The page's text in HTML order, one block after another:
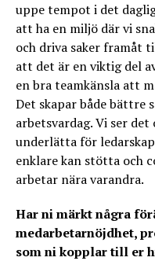
uppe tempot i det
att ha en miljö där vi
och driva saker framåt
att det är en viktig del
en bra teamkänsla att
Det skapar både bättre
arbetsvardag. Vi ser
underlätta för
enklare kan stötta och
arbetar nära varandra.
Har ni märkt några
medarbetarnöjdhet,
som ni kopplar till er